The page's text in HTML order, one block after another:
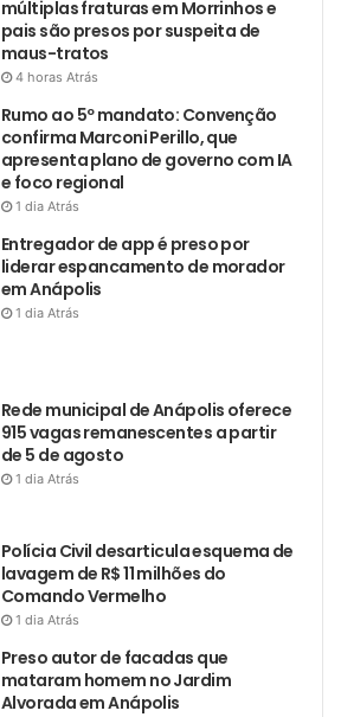
múltiplas fraturas em Morrinhos e
pais são presos por suspeita de
maus-tratos
4 horas Atrás
Rumo ao 5º mandato: Convenção
confirma Marconi Perillo, que
apresenta plano de governo com IA
e foco regional
1 dia Atrás
Entregador de app é preso por
liderar espancamento de morador
em Anápolis
1 dia Atrás
Rede municipal de Anápolis oferece
915 vagas remanescentes a partir
de 5 de agosto
1 dia Atrás
Polícia Civil desarticula esquema de
lavagem de R$ 11 milhões do
Comando Vermelho
1 dia Atrás
Preso autor de facadas que
mataram homem no Jardim
Alvorada em Anápolis